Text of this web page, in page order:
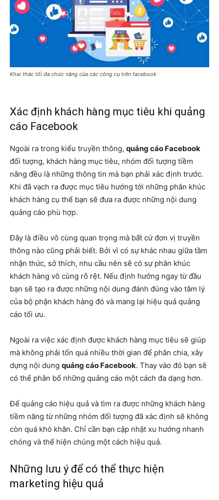
Khai thác tối đa chức năng của các công cụ trên facebook
Xác định khách hàng mục tiêu khi quảng
cáo Facebook
Ngoài ra trong kiểu truyền thông, quảng cáo Facebook
đối tượng, khách hàng mục tiêu, nhóm đối tượng tiềm
năng đều là những thông tin mà bạn phải xác định trước.
Khi đã vạch ra được mục tiêu hướng tới những phân khúc
khách hàng cụ thể bạn sẽ đưa ra được những nội dung
quảng cáo phù hợp.
Đây là điều vô cùng quan trọng mà bất cứ đơn vị truyền
thông nào cũng phải biết. Bởi vì có sự khác nhau giữa tầm
nhận thức, sở thích, nhu cầu nên sẽ có sự phân khúc
khách hàng vô cùng rõ rệt. Nếu định hướng ngay từ đầu
bạn sẽ tạo ra được những nội dung đánh đúng vào tâm lý
của bộ phận khách hàng đó và mang lại hiệu quả quảng
cáo tối ưu.
Ngoài ra việc xác định được khách hàng mục tiêu sẽ giúp
mà không phải tốn quá nhiều thời gian để phân chia, xây
dựng nội dung quảng cáo Facebook. Thay vào đó bạn sẽ
có thể phân bố những quảng cáo một cách đa dạng hơn.
Để quảng cáo hiệu quả và tìm ra được những khách hàng
tiềm năng từ những nhóm đối tượng đã xác định sẽ không
còn quá khó khăn. Chỉ cần bạn cập nhật xu hướng nhanh
chóng và thể hiện chúng một cách hiệu quả.
Những lưu ý để có thể thực hiện
marketing hiệu quả